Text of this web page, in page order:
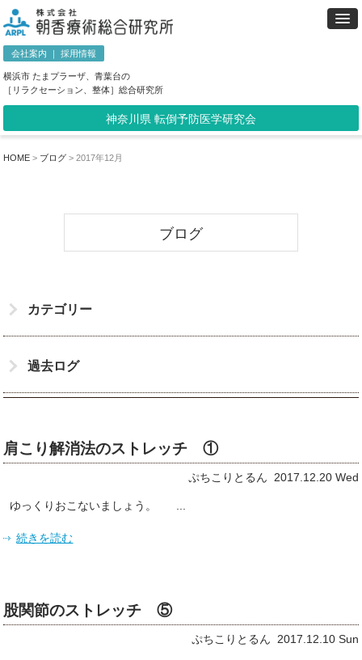
会社案内 ｜採用情報
横浜市 たまプラーザ、青葉台の
［リラクセーション、整体］総合研究所
神奈川県 転倒予防医学研究会
HOME > ブログ > 2017年12月
ブログ
カテゴリー
過去ログ
肩こり解消法のストレッチ ①
ぷちこりとるん 2017.12.20 Wed
ゆっくりおこないましょう。 ...
続きを読む
股関節のストレッチ ⑤
ぷちこりとるん 2017.12.10 Sun